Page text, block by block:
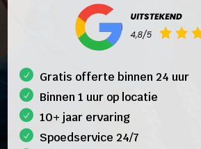
Gratis offerte binnen 24 uur
Binnen 1 uur op locatie
10+ jaar ervaring
Spoedservice 24/7